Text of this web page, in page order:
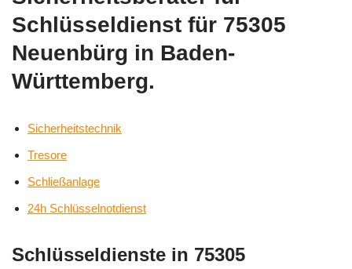
Schlüsseldienst für 75305
Neuenbürg in Baden-
Württemberg.
Sicherheitstechnik
Tresore
Schließanlage
24h Schlüsselnotdienst
Schlüsseldienste in 75305